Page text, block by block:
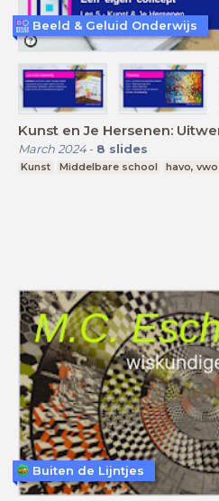
Kunst en Je Hersenen:
March 2024- 8 slides
Kunst Middelbare school havo, vwo
Beeld & Geluid Onderwijs
Buiten de Lijntjes